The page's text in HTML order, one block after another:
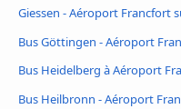
Giessen - Aéroport Francfort
Bus Göttingen - Aéroport
Bus Heidelberg à Aéroport
Bus Heilbronn - Aéroport